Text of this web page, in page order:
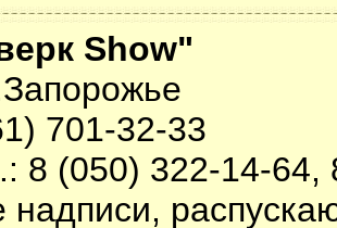
Show"
701-32-33
8 (050) 322-14-64,
надписи,